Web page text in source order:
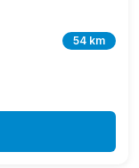
54 km